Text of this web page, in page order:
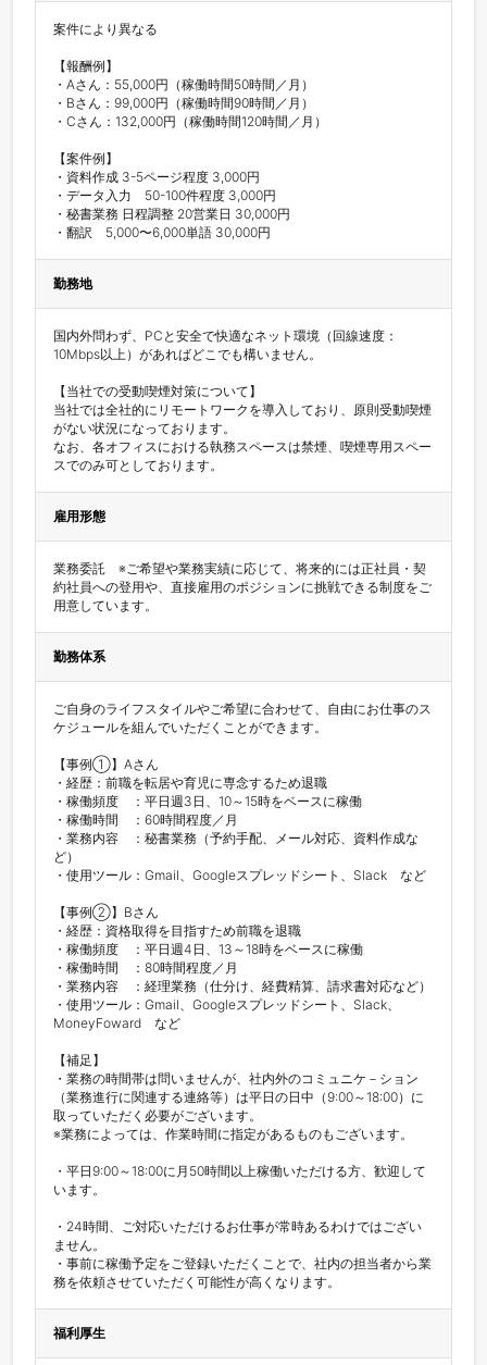
案件により異なる
【報酬例】
・Aさん：55,000円（稼働時間50時間／月）
・Bさん：99,000円（稼働時間90時間／月）
・Cさん：132,000円（稼働時間120時間／月）
【案件例】
・資料作成 3-5ページ程度 3,000円
・データ入力　50-100件程度 3,000円
・秘書業務 日程調整 20営業日 30,000円
・翻訳　5,000〜6,000単語 30,000円
勤務地
国内外問わず、PCと安全で快適なネット環境（回線速度：
10Mbps以上）があればどこでも構いません。
【当社での受動喫煙対策について】
当社では全社的にリモートワークを導入しており、原則受動喫煙
がない状況になっております。
なお、各オフィスにおける執務スペースは禁煙、喫煙専用スペー
スでのみ可としております。
雇用形態
業務委託　※ご希望や業務実績に応じて、将来的には正社員・契
約社員への登用や、直接雇用のポジションに挑戦できる制度をご
用意しています。
勤務体系
ご自身のライフスタイルやご希望に合わせて、自由にお仕事のス
ケジュールを組んでいただくことができます。
【事例①】Aさん
・経歴：前職を転居や育児に専念するため退職
・稼働頻度　：平日週3日、10～15時をベースに稼働
・稼働時間　：60時間程度／月
・業務内容　：秘書業務（予約手配、メール対応、資料作成な
ど）
・使用ツール：Gmail、Googleスプレッドシート、Slack　など
【事例②】Bさん
・経歴：資格取得を目指すため前職を退職
・稼働頻度　：平日週4日、13～18時をベースに稼働
・稼働時間　：80時間程度／月
・業務内容　：経理業務（仕分け、経費精算、請求書対応など）
・使用ツール：Gmail、Googleスプレッドシート、Slack、
MoneyFoward　など
【補足】
・業務の時間帯は問いませんが、社内外のコミュニケ－ション
（業務進行に関連する連絡等）は平日の日中（9:00～18:00）に
取っていただく必要がございます。
※業務によっては、作業時間に指定があるものもございます。
・平日9:00～18:00に月50時間以上稼働いただける方、歓迎して
います。
・24時間、ご対応いただけるお仕事が常時あるわけではござい
ません。
・事前に稼働予定をご登録いただくことで、社内の担当者から業
福利厚生